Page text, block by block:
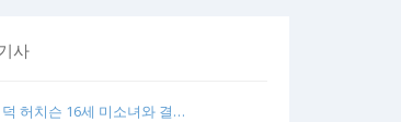
사
허치슨 16세 미소녀와 결…